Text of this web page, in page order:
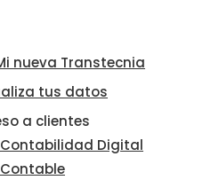
nueva Transtecnia
tus datos
a clientes
Contabilidad Digital
Contable